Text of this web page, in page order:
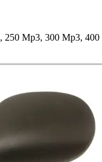
250 Mp3, 300 Mp3, 400